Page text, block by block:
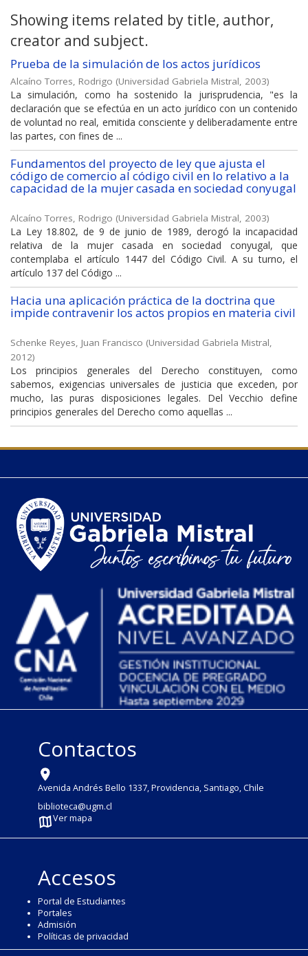
Showing items related by title, author,
creator and subject.
Prueba de la simulación de los actos jurídicos
Alcaíno Torres, Rodrigo (Universidad Gabriela Mistral, 2003)
La simulación, como ha sostenido la jurisprudencia, "es la
declaración que se efectúa en un acto jurídico con un contenido
de voluntad no real, emitida consciente y deliberadamente entre
las partes, con fines de ...
Fundamentos del proyecto de ley que ajusta el
código de comercio al código civil en lo relativo a la
capacidad de la mujer casada en sociedad conyugal
Alcaíno Torres, Rodrigo (Universidad Gabriela Mistral, 2003)
La Ley 18.802, de 9 de junio de 1989, derogó la incapacidad
relativa de la mujer casada en sociedad conyugal, que
contemplaba el artículo 1447 del Código Civil. A su turno, el
artículo 137 del Código ...
Hacia una aplicación práctica de la doctrina que
impide contravenir los actos propios en materia civil
Schenke Reyes, Juan Francisco (Universidad Gabriela Mistral,
2012)
Los principios generales del Derecho constituyen, como
sabemos, exigencias universales de justicia que exceden, por
mucho, las puras disposiciones legales. Del Vecchio define
principios generales del Derecho como aquellas ...
Contactos
Avenida Andrés Bello 1337, Providencia, Santiago, Chile
biblioteca@ugm.cl
Ver mapa
Accesos
Portal de Estudiantes
Portales
Admisión
Políticas de privacidad